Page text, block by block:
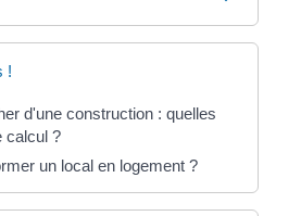
!
d'une construction : quelles
calcul ?
un local en logement ?